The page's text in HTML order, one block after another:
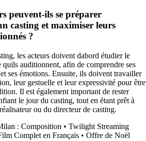
peuvent-ils se préparer
casting et maximiser leurs
?
les acteurs doivent dabord étudier le
quils auditionnent, afin de comprendre ses
ses émotions. Ensuite, ils doivent travailler
leur gestuelle et leur expressivité pour être
Il est également important de rester
le jour du casting, tout en étant prêt à
ou du directeur de casting.
: Composition • Twilight Streaming
Complet en Français • Offre de Noël